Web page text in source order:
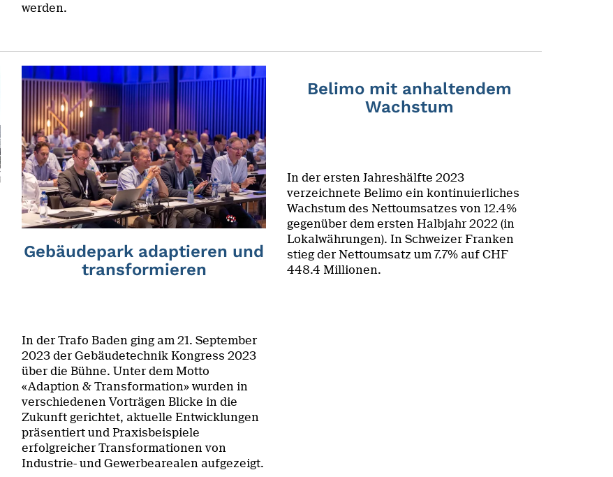
werden.
Gebäudepark adaptieren und
transformieren
In der Trafo Baden ging am 21. September
2023 der Gebäudetechnik Kongress 2023
über die Bühne. Unter dem Motto
«Adaption & Transformation» wurden in
verschiedenen Vorträgen Blicke in die
Zukunft gerichtet, aktuelle Entwicklungen
präsentiert und Praxisbeispiele
erfolgreicher Transformationen von
Industrie- und Gewerbearealen aufgezeigt.
Belimo mit anhaltendem
Wachstum
In der ersten Jahreshälfte 2023
verzeichnete Belimo ein kontinuierliches
Wachstum des Nettoumsatzes von 12.4%
gegenüber dem ersten Halbjahr 2022 (in
Lokalwährungen). In Schweizer Franken
stieg der Nettoumsatz um 7.7% auf CHF
448.4 Millionen.